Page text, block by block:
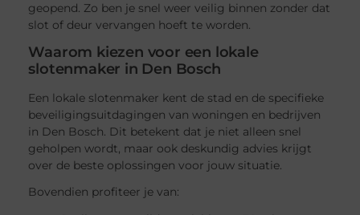
geopend. Zo ben je snel weer veilig binnen zonder dat
slot of deur vervangen hoeft te worden.
Waarom kiezen voor een lokale
slotenmaker in Den Bosch
Een lokale slotenmaker kent de stad en de specifieke
beveiligingsuitdagingen van woningen en bedrijven
in Den Bosch. Dit betekent dat je niet alleen snel
geholpen wordt, maar ook deskundig advies krijgt
over de beste oplossingen voor jouw situatie.
Bovendien profiteer je van: